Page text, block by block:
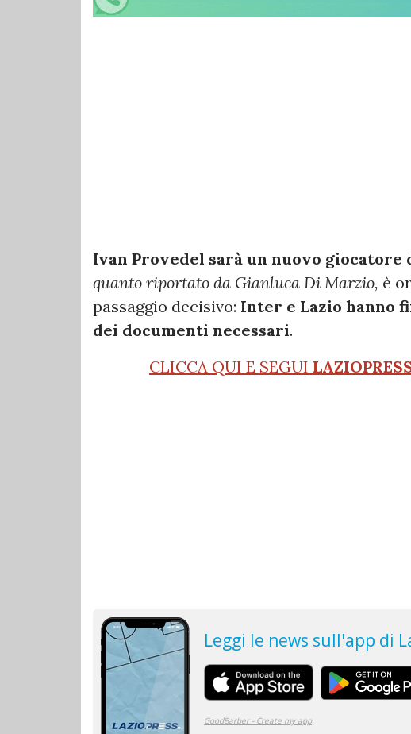
Ivan Provedel sarà un nuovo giocatore
quanto riportato da Gianluca Di Marzio, è
passaggio decisivo: Inter e Lazio hanno
dei documenti necessari.
CLICCA QUI E SEGUI